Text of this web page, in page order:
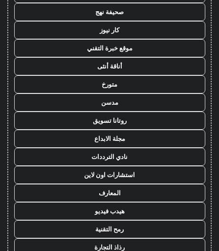
صحيفة نهج
كار نيوز
موقع خبرة التقني
أناقة أنثى
متورخ
مدسن
روتانا تسويق
مجلة الابداع
نادي الترددات
استشارات اون لاين
المعارف
هيدب فيديو
رمح التقنية
رذاذ التجارة